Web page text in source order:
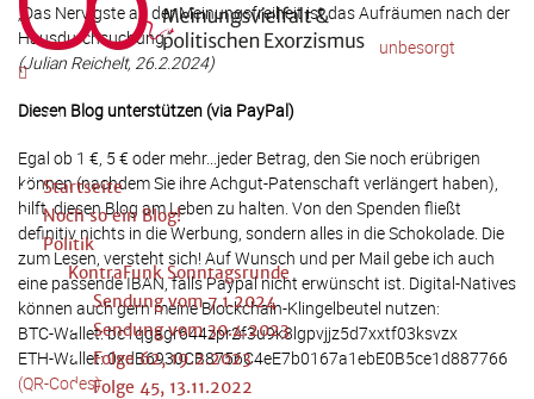
unbesorgt
Startseite
Noch so ein Blog!
Politik
KontraFunk Sonntagsrunde
Sendung vom 7.1.2024
Sendung vom 30.4.2023
Folge 62, 19.2.2023
Folge 45, 13.11.2022
„Das Nervigste an der Meinungsfreiheit ist das Aufräumen nach der
Hausdurchsuchung.“
(Julian Reichelt, 26.2.2024)
Diesen Blog unterstützen (via PayPal)
Egal ob 1 €, 5 € oder mehr...jeder Betrag, den Sie noch erübrigen
können (nachdem Sie ihre Achgut-Patenschaft verlängert haben),
hilft, diesen Blog am Leben zu halten. Von den Spenden fließt
definitiv nichts in die Werbung, sondern alles in die Schokolade. Die
zum Lesen, versteht sich! Auf Wunsch und per Mail gebe ich auch
eine passende IBAN, falls Paypal nicht erwünscht ist. Digital-Natives
können auch gern meine Blockchain-Klingelbeutel nutzen:
BTC-Wallet: bc1qgagr644zpr2f3u9k8lgpvjjz5d7xxtf03ksvzx
ETH-Wallet: 0xdB6930CB8756C4eE7b0167a1ebE0B5ce1d887766
(QR-Codes)